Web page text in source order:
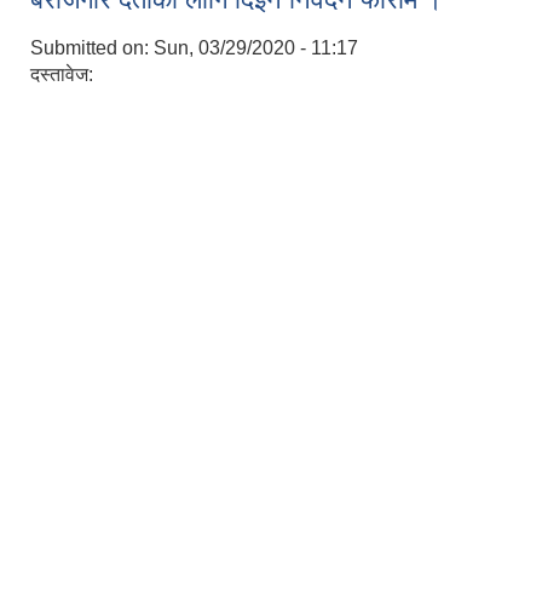
Submitted on: Sun, 03/29/2020 - 11:17
दस्तावेज: